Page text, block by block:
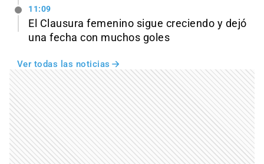
11:09
El Clausura femenino sigue creciendo y dejó
una fecha con muchos goles
Ver todas las noticias